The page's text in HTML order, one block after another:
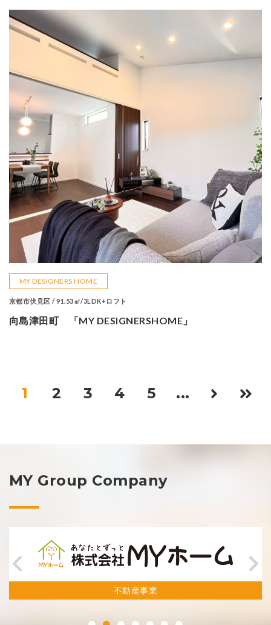
MY DESIGNERS HOME
京都市伏見区 / 91.53㎡/3LDK+ロフト
向島津田町 「MY DESIGNERSHOME」
1 2 3 4 5 ...
MY Group Company
不動産事業